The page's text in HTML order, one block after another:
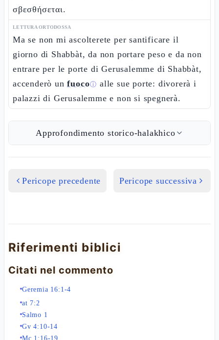
σβεσθήσεται.
LETTURA ORTODOSSA
Ma se non mi ascolterete per santificare il
giorno di Shabbàt, da non portare peso e da non
entrare per le porte di Gerusalemme di Shabbàt,
accenderò unfuocoⓘ alle sue porte: divorerà i
palazzi di Gerusalemme e non si spegnerà.
Approfondimento storico-halakhico
Pericope precedente Pericope successiva
Riferimenti biblici
Citati nel commento
Geremia 16:1-4
at 7:2
Salmo 1
Gv 4:10-14
Mc 1:16-19